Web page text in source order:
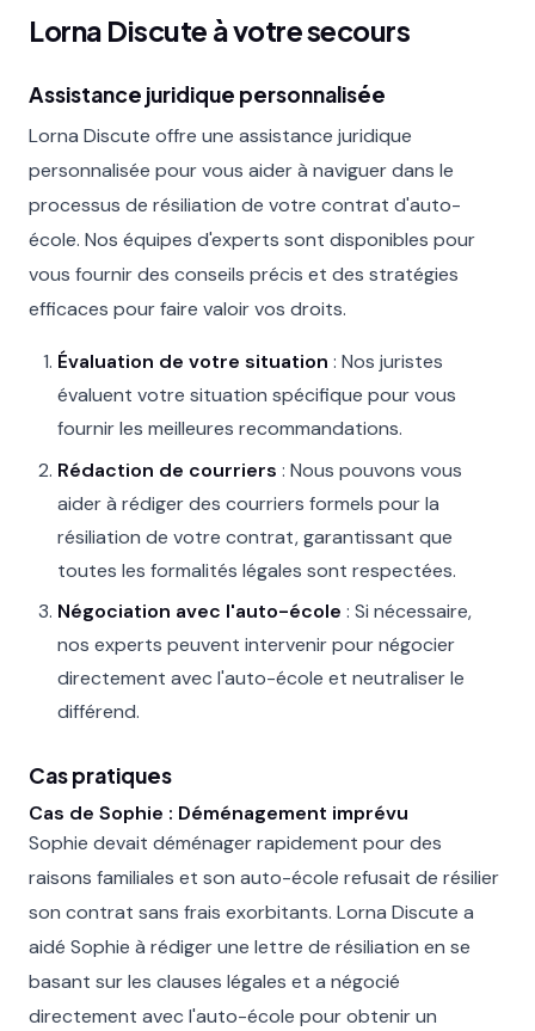
Lorna Discute à votre secours
Assistance juridique personnalisée
Lorna Discute offre une assistance juridique
personnalisée pour vous aider à naviguer dans le
processus de résiliation de votre contrat d'auto-
école. Nos équipes d'experts sont disponibles pour
vous fournir des conseils précis et des stratégies
efficaces pour faire valoir vos droits.
Évaluation de votre situation : Nos juristes
évaluent votre situation spécifique pour vous
fournir les meilleures recommandations.
Rédaction de courriers : Nous pouvons vous
aider à rédiger des courriers formels pour la
résiliation de votre contrat, garantissant que
toutes les formalités légales sont respectées.
Négociation avec l'auto-école : Si nécessaire,
nos experts peuvent intervenir pour négocier
directement avec l'auto-école et neutraliser le
différend.
Cas pratiques
Cas de Sophie : Déménagement imprévu
Sophie devait déménager rapidement pour des
raisons familiales et son auto-école refusait de résilier
son contrat sans frais exorbitants. Lorna Discute a
aidé Sophie à rédiger une lettre de résiliation en se
basant sur les clauses légales et a négocié
directement avec l'auto-école pour obtenir un